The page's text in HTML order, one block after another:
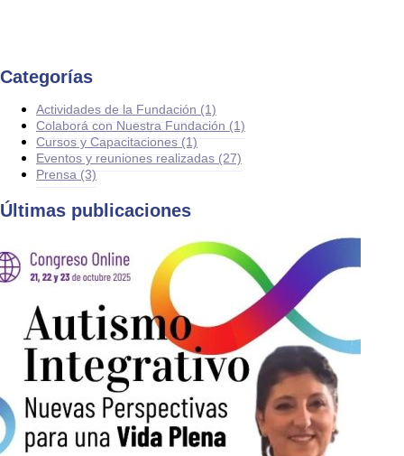
Categorías
Actividades de la Fundación (1)
Colaborá con Nuestra Fundación (1)
Cursos y Capacitaciones (1)
Eventos y reuniones realizadas (27)
Prensa (3)
Últimas publicaciones